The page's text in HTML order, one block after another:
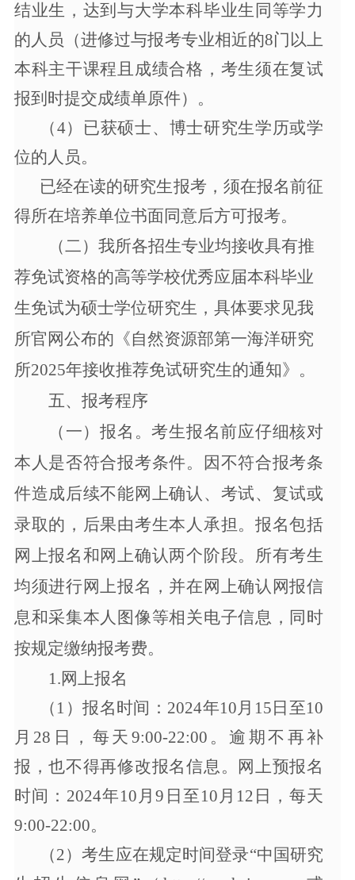
结业生，达到与大学本科毕业生同等学力
的人员（进修过与报考专业相近的8门以上
本科主干课程且成绩合格，考生须在复试
报到时提交成绩单原件）。
（4）已获硕士、博士研究生学历或学
位的人员。
已经在读的研究生报考，须在报名前征
得所在培养单位书面同意后方可报考。
（二）我所各招生专业均接收具有推
荐免试资格的高等学校优秀应届本科毕业
生免试为硕士学位研究生，具体要求见我
所官网公布的《自然资源部第一海洋研究
所2025年接收推荐免试研究生的通知》。
五、报考程序
（一）报名。考生报名前应仔细核对
本人是否符合报考条件。因不符合报考条
件造成后续不能网上确认、考试、复试或
录取的，后果由考生本人承担。报名包括
网上报名和网上确认两个阶段。所有考生
均须进行网上报名，并在网上确认网报信
息和采集本人图像等相关电子信息，同时
按规定缴纳报考费。
1.网上报名
（ 1 ）报名时间： 2024年10月15日至10
月28日，每天9:00-22:00。逾期不再补
报，也不得再修改报名信息。网上预报名
时间：2024年10月9日至10月12日，每天
9:00-22:00。
（2）考生应在规定时间登录“中国研究